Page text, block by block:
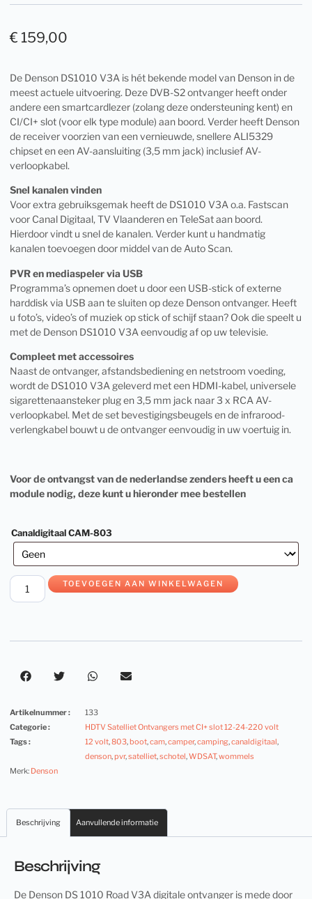
€ 159,00
De Denson DS1010 V3A is hét bekende model van Denson in de
meest actuele uitvoering. Deze DVB-S2 ontvanger heeft onder
andere een smartcardlezer (zolang deze ondersteuning kent) en
CI/CI+ slot (voor elk type module) aan boord. Verder heeft Denson
de receiver voorzien van een vernieuwde, snellere ALI5329
chipset en een AV-aansluiting (3,5 mm jack) inclusief AV-
verloopkabel.
Snel kanalen vinden
Voor extra gebruiksgemak heeft de DS1010 V3A o.a. Fastscan
voor Canal Digitaal, TV Vlaanderen en TeleSat aan boord.
Hierdoor vindt u snel de kanalen. Verder kunt u handmatig
kanalen toevoegen door middel van de Auto Scan.
PVR en mediaspeler via USB
Programma’s opnemen doet u door een USB-stick of externe
harddisk via USB aan te sluiten op deze Denson ontvanger. Heeft
u foto’s, video’s of muziek op stick of schijf staan? Ook die speelt u
met de Denson DS1010 V3A eenvoudig af op uw televisie.
Compleet met accessoires
Naast de ontvanger, afstandsbediening en netstroom voeding,
wordt de DS1010 V3A geleverd met een HDMI-kabel, universele
sigarettenaansteker plug en 3,5 mm jack naar 3 x RCA AV-
verloopkabel. Met de set bevestigingsbeugels en de infrarood-
verlengkabel bouwt u de ontvanger eenvoudig in uw voertuig in.
Voor de ontvangst van de nederlandse zenders heeft u een ca
module nodig, deze kunt u hieronder mee bestellen
Canaldigitaal CAM-803
TOEVOEGEN AAN WINKELWAGEN
Artikelnummer :
133
Categorie :
HDTV Satelliet Ontvangers met CI+ slot 12-24-220 volt
Tags :
12 volt,803,boot,cam,camper,camping,canaldigitaal,
denson,pvr,satelliet,schotel,WDSAT,wommels
Merk: Denson
Beschrijving Aanvullende informatie
Beschrijving
De Denson DS 1010 Road V3A digitale ontvanger is mede door